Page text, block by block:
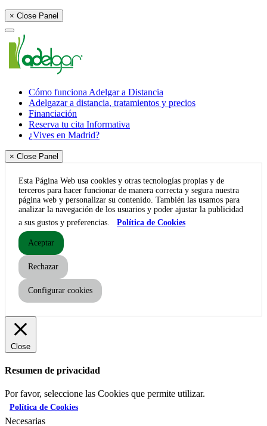
× Close Panel
Cómo funciona Adelgar a Distancia
Adelgazar a distancia, tratamientos y precios
Financiación
Reserva tu cita Informativa
¿Vives en Madrid?
× Close Panel
Esta Página Web usa cookies y otras tecnologías propias y de
terceros para hacer funcionar de manera correcta y segura nuestra
página web y personalizar su contenido. También las usamos para
analizar la navegación de los usuarios y poder ajustar la publicidad
a sus gustos y preferencias.
Política de Cookies
Aceptar
Rechazar
Configurar cookies
Close
Resumen de privacidad
Por favor, seleccione las Cookies que permite utilizar.
Política de Cookies
Necesarias